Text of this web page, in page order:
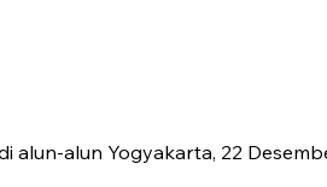
alun Yogyakarta, 22